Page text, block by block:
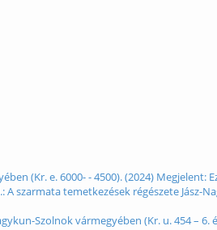
(Kr. e. 6000- - 4500). (2024) Megjelent:
temetkezések régészete Jász-
Szolnok vármegyében (Kr. u. 454 – 6.